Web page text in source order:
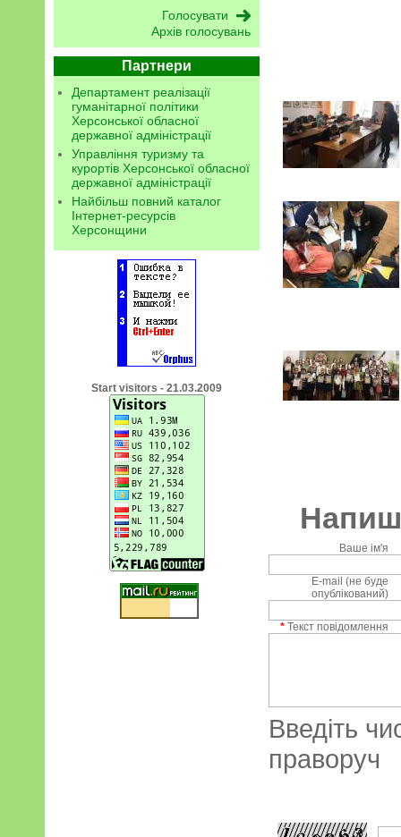
Архів голосувань
Партнери
Департамент реалізації
гуманітарної політики
Херсонської обласної
державної адміністрації
Управління туризму та
курортів Херсонської обласної
державної адміністрації
Найбільш повний каталог
Інтернет-ресурсів
Херсонщини
Start visitors - 21.03.2009
Ваше ім'я
E-mail (не буде
опублікований)
* Текст повідомлення
Введіть
праворуч